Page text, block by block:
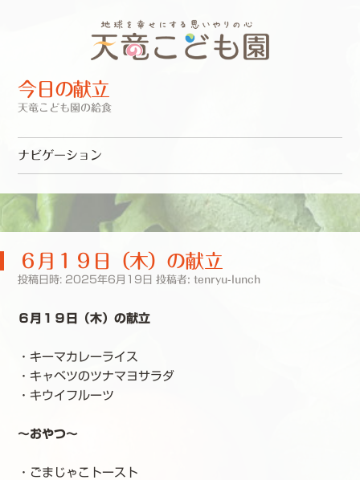
今日の献立
天竜こども園の給食
ナビゲーション
６月１９日（木）の献立
投稿日時: 2025年6月19日 投稿者: tenryu-lunch
６月１９日（木）の献立
・キーマカレーライス
・キャベツのツナマヨサラダ
・キウイフルーツ
～おやつ～
・ごまじゃこトースト